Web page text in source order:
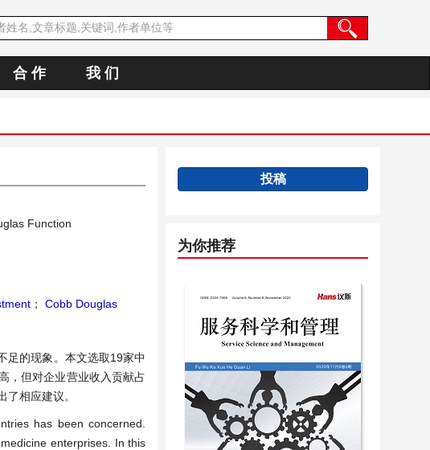
合 作 我 们
Function
；
Cobb Douglas
足的现象。本文选取19家中
，但对企业营业收入贡献占
相应建议。
has been concerned.
enterprises. In this
投稿
为你推荐